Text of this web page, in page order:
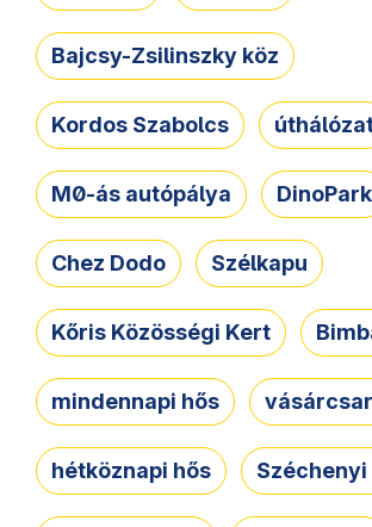
Bajcsy-Zsilinszky köz
Kordos Szabolcs
M0-ás autópálya DinoPark
Chez Dodo Szélkapu
Kőris Közösségi Kert
mindennapi hős
hétköznapi hős